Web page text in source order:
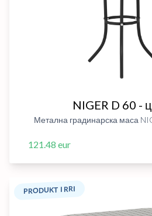
NIGER D 60 -
Метална градинарска маса
121.48 eur
PRODUKT I RRI